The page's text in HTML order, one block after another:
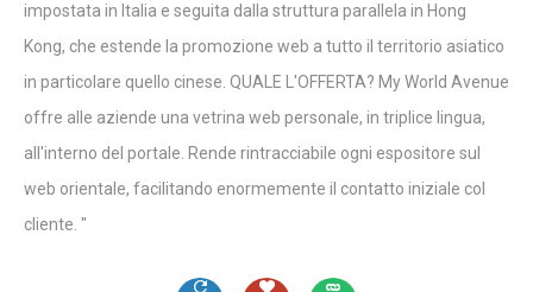
impostata in Italia e seguita dalla struttura parallela in Hong
Kong, che estende la promozione web a tutto il territorio asiatico
in particolare quello cinese. QUALE L'OFFERTA? My World Avenue
offre alle aziende una vetrina web personale, in triplice lingua,
all'interno del portale. Rende rintracciabile ogni espositore sul
web orientale, facilitando enormemente il contatto iniziale col
cliente. "